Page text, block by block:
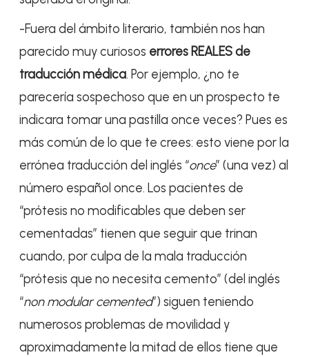
-Fuera del ámbito literario, también nos han
parecido muy curiosos errores REALES de
traducción médica. Por ejemplo, ¿no te
parecería sospechoso que en un prospecto te
indicara tomar una pastilla once veces? Pues es
más común de lo que te crees: esto viene por la
errónea traducción del inglés “once” (una vez) al
número español once. Los pacientes de
“prótesis no modificables que deben ser
cementadas” tienen que seguir que trinan
cuando, por culpa de la mala traducción
“prótesis que no necesita cemento” (del inglés
“non modular cemented”) siguen teniendo
numerosos problemas de movilidad y
aproximadamente la mitad de ellos tiene que